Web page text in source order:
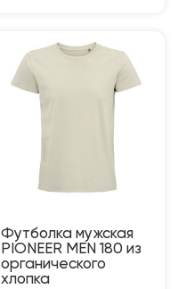
Футболка мужская
PIONEER MEN 180 из
органического
хлопка